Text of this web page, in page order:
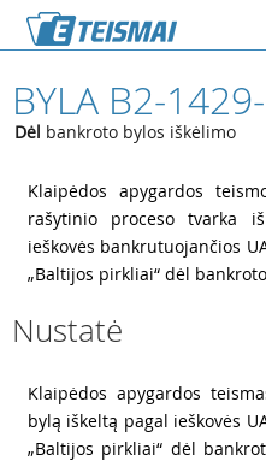
BYLA B2-
Dėl bankroto bylos iškėlimo
Klaipėdos apygardos
rašytinio proceso tvarka
ieškovės bankrutuojančios
„Baltijos pirkliai“ dėl
Nustatė
Klaipėdos apygardos
bylą iškeltą pagal ieškovės
„Baltijos pirkliai“ dėl